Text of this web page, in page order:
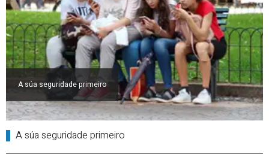
A súa seguridade primeiro
A súa seguridade primeiro